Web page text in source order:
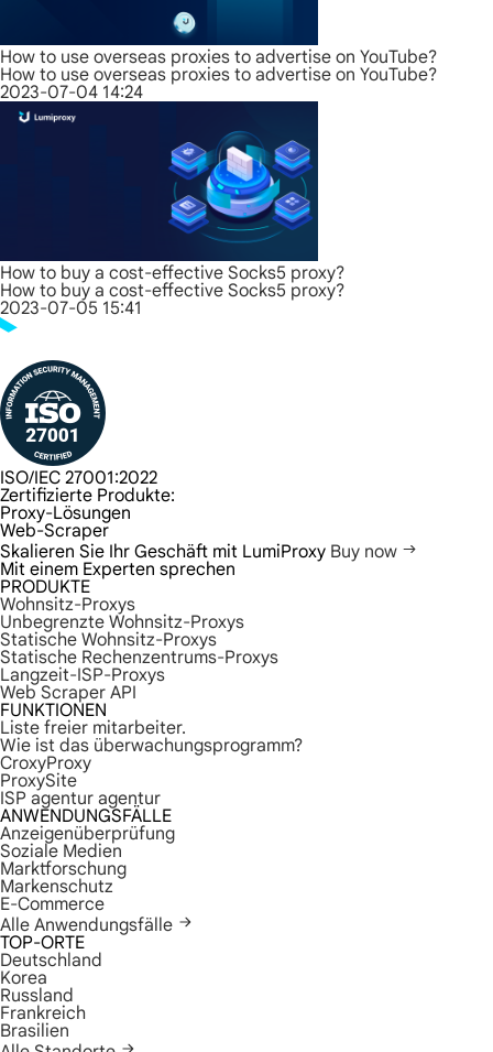
How to use overseas proxies to advertise on YouTube?
How to use overseas proxies to advertise on YouTube?
2023-07-04 14:24
How to buy a cost-effective Socks5 proxy?
How to buy a cost-effective Socks5 proxy?
2023-07-05 15:41
ISO/IEC 27001:2022
Zertifizierte Produkte:
Proxy-Lösungen
Web-Scraper
Skalieren Sie Ihr Geschäft mit LumiProxy Buy now
Mit einem Experten sprechen
PRODUKTE
Wohnsitz-Proxys
Unbegrenzte Wohnsitz-Proxys
Statische Wohnsitz-Proxys
Statische Rechenzentrums-Proxys
Langzeit-ISP-Proxys
Web Scraper API
FUNKTIONEN
Liste freier mitarbeiter.
Wie ist das überwachungsprogramm?
CroxyProxy
ProxySite
ISP agentur agentur
ANWENDUNGSFÄLLE
Anzeigenüberprüfung
Soziale Medien
Marktforschung
Markenschutz
E-Commerce
Alle Anwendungsfälle
TOP-ORTE
Deutschland
Korea
Russland
Frankreich
Brasilien